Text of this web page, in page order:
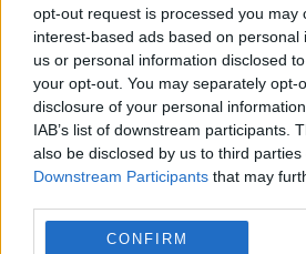
opt-out request is processed you may
interest-based ads based on personal
us or personal information disclosed
your opt-out. You may separately opt-
disclosure of your personal
IAB’s list of downstream participants.
also be disclosed by us to third parties
Downstream Participants that may
CONFIRM
Din cauza unor
federaţiei de la Riyadh,
anunţase în umră cu
funcţia de selecţioner al
însă tenicianul român...